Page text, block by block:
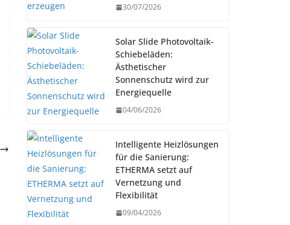
30/07/2026
Solar Slide Photovoltaik-
Schiebeläden:
Ästhetischer
Sonnenschutz wird zur
Energiequelle
04/06/2026
Intelligente Heizlösungen
für die Sanierung:
ETHERMA setzt auf
Vernetzung und
Flexibilität
09/04/2026